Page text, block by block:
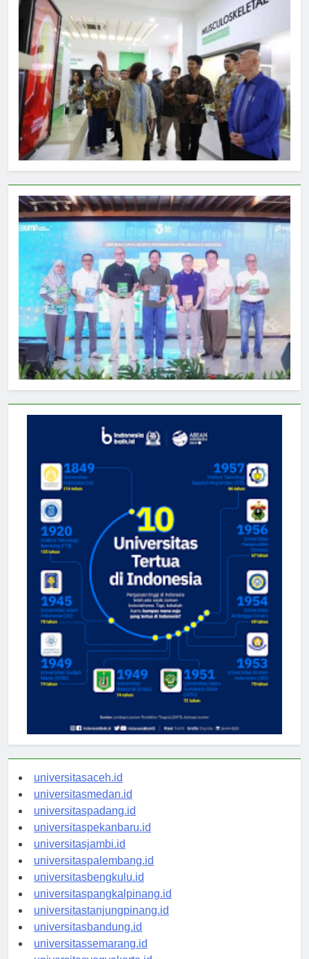
universitasaceh.id
universitasmedan.id
universitaspadang.id
universitaspekanbaru.id
universitasjambi.id
universitaspalembang.id
universitasbengkulu.id
universitaspangkalpinang.id
universitastanjungpinang.id
universitasbandung.id
universitassemarang.id